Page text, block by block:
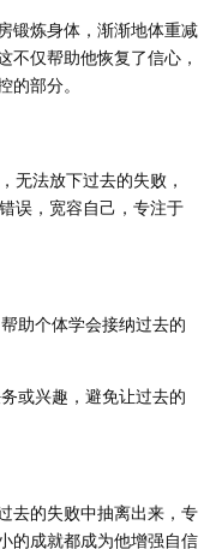
锻炼身体，渐渐地体重减
不仅帮助他恢复了信心，
部分。
无法放下过去的失败，
误，宽容自己，专注于
助个体学会接纳过去的
或兴趣，避免让过去的
去的失败中抽离出来，专
的成就都成为他增强自信